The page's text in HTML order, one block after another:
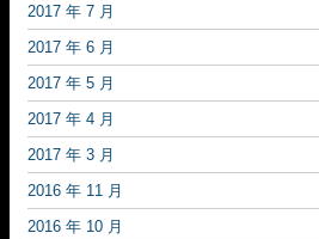
2017 年 7 月
2017 年 6 月
2017 年 5 月
2017 年 4 月
2017 年 3 月
2016 年 11 月
2016 年 10 月